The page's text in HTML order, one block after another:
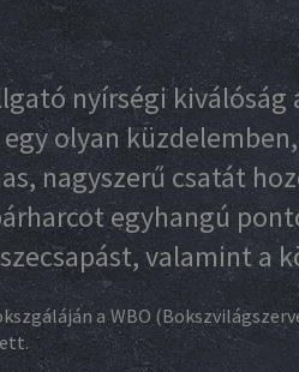
nyírségi
olyan
nagyszerű csatát
egyhangú
valamint a
a WBO